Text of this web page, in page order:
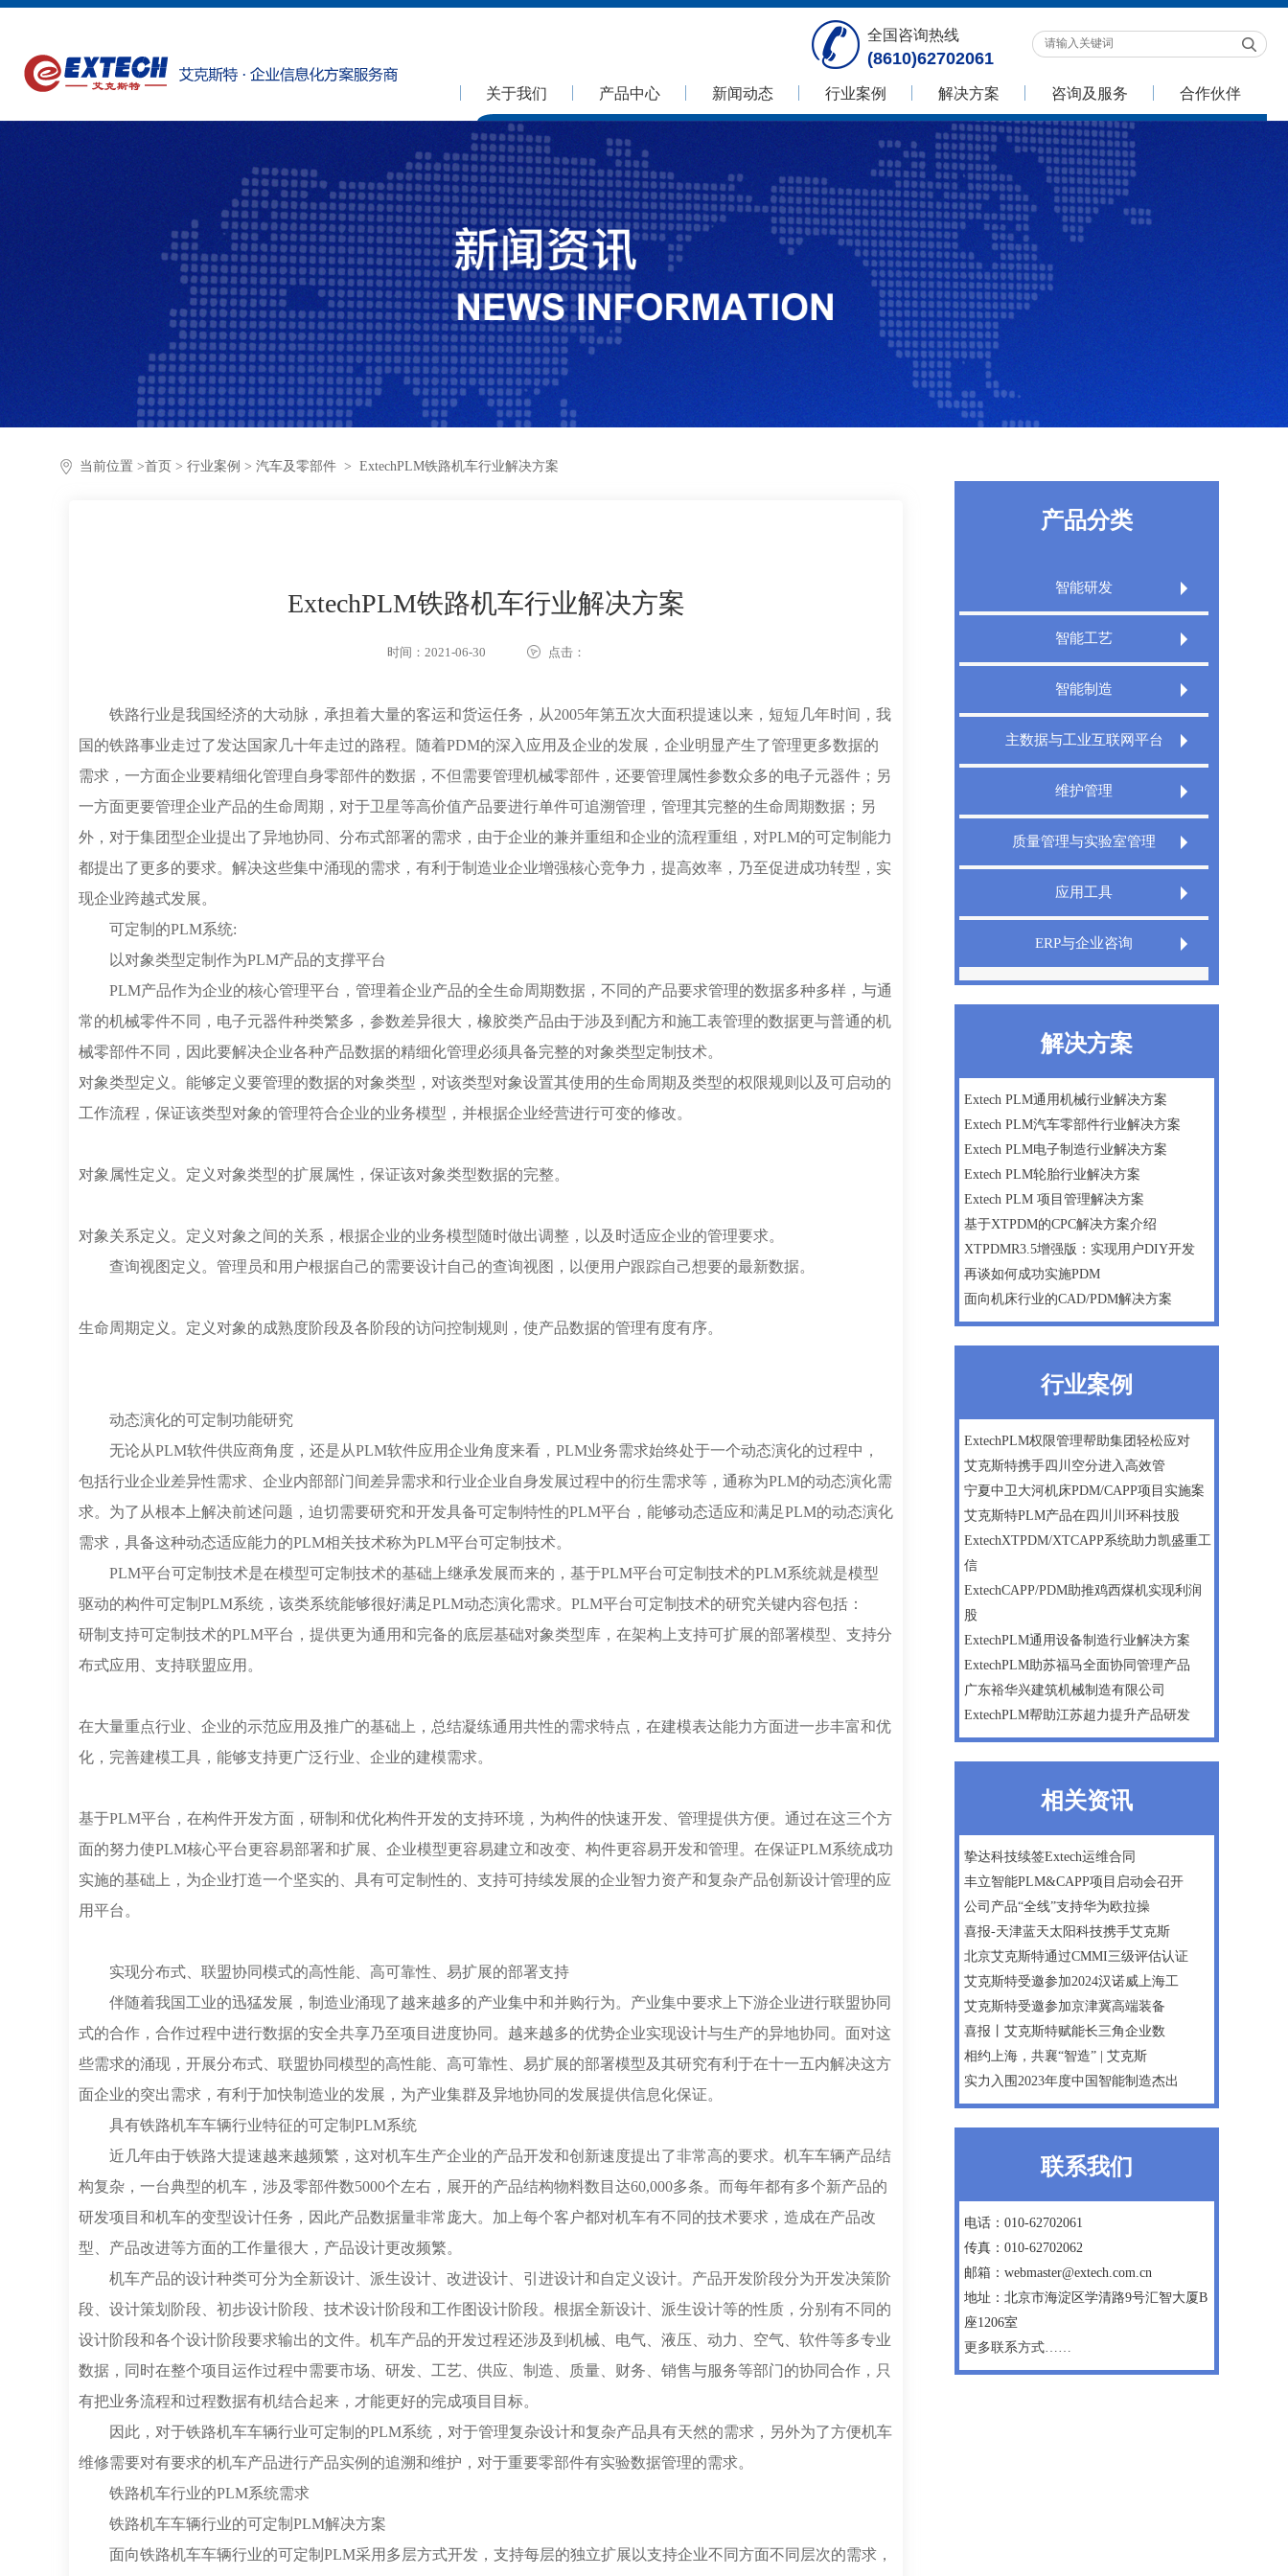
全国咨询热线
(8610)62702061
关于我们 产品中心 新闻动态 行业案例 解决方案 咨询及服务 合作伙伴
当前位置 >首页 > 行业案例 > 汽车及零部件 > ExtechPLM铁路机车行业解决方案
ExtechPLM铁路机车行业解决方案
时间：2021-06-30 点击：
铁路行业是我国经济的大动脉，承担着大量的客运和货运任务，从2005年第五次大面积提速以来，短短几年时间，我
国的铁路事业走过了发达国家几十年走过的路程。随着PDM的深入应用及企业的发展，企业明显产生了管理更多数据的
需求，一方面企业要精细化管理自身零部件的数据，不但需要管理机械零部件，还要管理属性参数众多的电子元器件；另
一方面更要管理企业产品的生命周期，对于卫星等高价值产品要进行单件可追溯管理，管理其完整的生命周期数据；另
外，对于集团型企业提出了异地协同、分布式部署的需求，由于企业的兼并重组和企业的流程重组，对PLM的可定制能力
都提出了更多的要求。解决这些集中涌现的需求，有利于制造业企业增强核心竞争力，提高效率，乃至促进成功转型，实
现企业跨越式发展。
可定制的PLM系统:
以对象类型定制作为PLM产品的支撑平台
PLM产品作为企业的核心管理平台，管理着企业产品的全生命周期数据，不同的产品要求管理的数据多种多样，与通
常的机械零件不同，电子元器件种类繁多，参数差异很大，橡胶类产品由于涉及到配方和施工表管理的数据更与普通的机
械零部件不同，因此要解决企业各种产品数据的精细化管理必须具备完整的对象类型定制技术。
对象类型定义。能够定义要管理的数据的对象类型，对该类型对象设置其使用的生命周期及类型的权限规则以及可启动的
工作流程，保证该类型对象的管理符合企业的业务模型，并根据企业经营进行可变的修改。
对象属性定义。定义对象类型的扩展属性，保证该对象类型数据的完整。
对象关系定义。定义对象之间的关系，根据企业的业务模型随时做出调整，以及时适应企业的管理要求。
查询视图定义。管理员和用户根据自己的需要设计自己的查询视图，以便用户跟踪自己想要的最新数据。
生命周期定义。定义对象的成熟度阶段及各阶段的访问控制规则，使产品数据的管理有度有序。
动态演化的可定制功能研究
无论从PLM软件供应商角度，还是从PLM软件应用企业角度来看，PLM业务需求始终处于一个动态演化的过程中，
包括行业企业差异性需求、企业内部部门间差异需求和行业企业自身发展过程中的衍生需求等，通称为PLM的动态演化需
求。为了从根本上解决前述问题，迫切需要研究和开发具备可定制特性的PLM平台，能够动态适应和满足PLM的动态演化
需求，具备这种动态适应能力的PLM相关技术称为PLM平台可定制技术。
PLM平台可定制技术是在模型可定制技术的基础上继承发展而来的，基于PLM平台可定制技术的PLM系统就是模型
驱动的构件可定制PLM系统，该类系统能够很好满足PLM动态演化需求。PLM平台可定制技术的研究关键内容包括：
研制支持可定制技术的PLM平台，提供更为通用和完备的底层基础对象类型库，在架构上支持可扩展的部署模型、支持分
布式应用、支持联盟应用。
在大量重点行业、企业的示范应用及推广的基础上，总结凝练通用共性的需求特点，在建模表达能力方面进一步丰富和优
化，完善建模工具，能够支持更广泛行业、企业的建模需求。
基于PLM平台，在构件开发方面，研制和优化构件开发的支持环境，为构件的快速开发、管理提供方便。通过在这三个方
面的努力使PLM核心平台更容易部署和扩展、企业模型更容易建立和改变、构件更容易开发和管理。在保证PLM系统成功
实施的基础上，为企业打造一个坚实的、具有可定制性的、支持可持续发展的企业智力资产和复杂产品创新设计管理的应
用平台。
实现分布式、联盟协同模式的高性能、高可靠性、易扩展的部署支持
伴随着我国工业的迅猛发展，制造业涌现了越来越多的产业集中和并购行为。产业集中要求上下游企业进行联盟协同
式的合作，合作过程中进行数据的安全共享乃至项目进度协同。越来越多的优势企业实现设计与生产的异地协同。面对这
些需求的涌现，开展分布式、联盟协同模型的高性能、高可靠性、易扩展的部署模型及其研究有利于在十一五内解决这方
面企业的突出需求，有利于加快制造业的发展，为产业集群及异地协同的发展提供信息化保证。
具有铁路机车车辆行业特征的可定制PLM系统
近几年由于铁路大提速越来越频繁，这对机车生产企业的产品开发和创新速度提出了非常高的要求。机车车辆产品结
构复杂，一台典型的机车，涉及零部件数5000个左右，展开的产品结构物料数目达60,000多条。而每年都有多个新产品的
研发项目和机车的变型设计任务，因此产品数据量非常庞大。加上每个客户都对机车有不同的技术要求，造成在产品改
型、产品改进等方面的工作量很大，产品设计更改频繁。
机车产品的设计种类可分为全新设计、派生设计、改进设计、引进设计和自定义设计。产品开发阶段分为开发决策阶
段、设计策划阶段、初步设计阶段、技术设计阶段和工作图设计阶段。根据全新设计、派生设计等的性质，分别有不同的
设计阶段和各个设计阶段要求输出的文件。机车产品的开发过程还涉及到机械、电气、液压、动力、空气、软件等多专业
数据，同时在整个项目运作过程中需要市场、研发、工艺、供应、制造、质量、财务、销售与服务等部门的协同合作，只
有把业务流程和过程数据有机结合起来，才能更好的完成项目目标。
因此，对于铁路机车车辆行业可定制的PLM系统，对于管理复杂设计和复杂产品具有天然的需求，另外为了方便机车
维修需要对有要求的机车产品进行产品实例的追溯和维护，对于重要零部件有实验数据管理的需求。
铁路机车行业的PLM系统需求
铁路机车车辆行业的可定制PLM解决方案
面向铁路机车车辆行业的可定制PLM采用多层方式开发，支持每层的独立扩展以支持企业不同方面不同层次的需求，
产品分类
智能研发
Extech PLM产品生命周期管理系统
Extech PLM项目管理系统
XT PDM产品数据管理系统
智能工艺
Extech CAPP工艺规划管理系统
Extech 3DCAPP三维工艺
智能制造
Extech MES精益制造规划执行系统
Extech TMS刀具管理系统
主数据与工业互联网平台
Extech DigitalWorks Foundation数字工厂
工业互联网平台
Extech MDM主数据管理系统
维护管理
Extech MRO数字化维修解决方案
质量管理与实验室管理
Extech LIMS实验室信息管理系统
Extech QMS产品质量管理系统
应用工具
Extech TeamDesigner设计之星
XT InfoShield电子信息防护盾
ERP与企业咨询
IPD管理咨询
微软Dynamics AX ERP一体化方案
数字化工厂建设咨询
企业战略及管理咨询
解决方案
Extech PLM通用机械行业解决方案
Extech PLM汽车零部件行业解决方案
Extech PLM电子制造行业解决方案
Extech PLM轮胎行业解决方案
Extech PLM 项目管理解决方案
基于XTPDM的CPC解决方案介绍
XTPDMR3.5增强版：实现用户DIY开发
再谈如何成功实施PDM
面向机床行业的CAD/PDM解决方案
行业案例
ExtechPLM权限管理帮助集团轻松应对
艾克斯特携手四川空分进入高效管
宁夏中卫大河机床PDM/CAPP项目实施案
艾克斯特PLM产品在四川川环科技股
ExtechXTPDM/XTCAPP系统助力凯盛重工
信
ExtechCAPP/PDM助推鸡西煤机实现利润
股
ExtechPLM通用设备制造行业解决方案
ExtechPLM助苏福马全面协同管理产品
广东裕华兴建筑机械制造有限公司
ExtechPLM帮助江苏超力提升产品研发
相关资讯
挚达科技续签Extech运维合同
丰立智能PLM&CAPP项目启动会召开
公司产品“全线”支持华为欧拉操
喜报-天津蓝天太阳科技携手艾克斯
北京艾克斯特通过CMMI三级评估认证
艾克斯特受邀参加2024汉诺威上海工
艾克斯特受邀参加京津冀高端装备
喜报丨艾克斯特赋能长三角企业数
相约上海，共襄“智造” | 艾克斯
实力入围2023年度中国智能制造杰出
联系我们
电话：010-62702061
传真：010-62702062
邮箱：webmaster@extech.com.cn
地址：北京市海淀区学清路9号汇智大厦B
座1206室
更多联系方式……